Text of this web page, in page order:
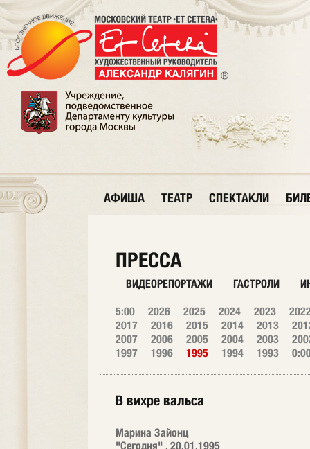
АФИША ТЕАТР СПЕКТАКЛИ
ПРЕССА
ВИДЕОРЕПОРТАЖИ ГАСТРОЛИ
5:00 2026 2025 2024 2023
2017
2016 2015 2014 2013
2007
2006 2005 2004 2003
1997
1996 1995 1994 1993
В вихре вальса
Марина Зайонц
"Сегодня" , 20.01.1995